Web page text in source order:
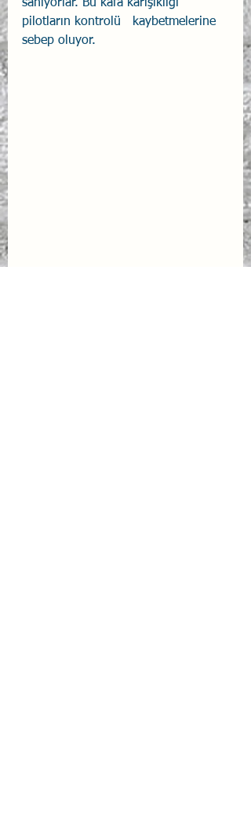
sanıyorlar. Bu kafa karışıklığı
pilotların kontrolü   kaybetmelerine
sebep oluyor.